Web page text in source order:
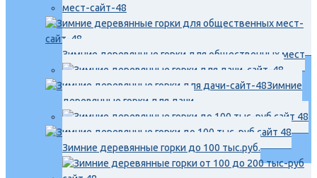
Зимние деревянные горки для общественных мест
Зимние
деревянные горки для дачи
Зимние деревянные горки до 100 тыс.руб.